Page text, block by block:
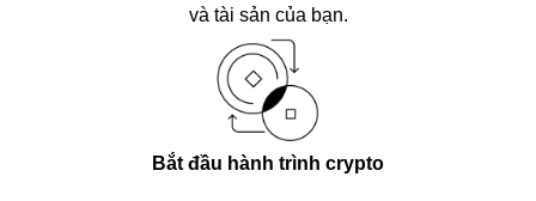
và tài sản của bạn.
Bắt đầu hành trình crypto